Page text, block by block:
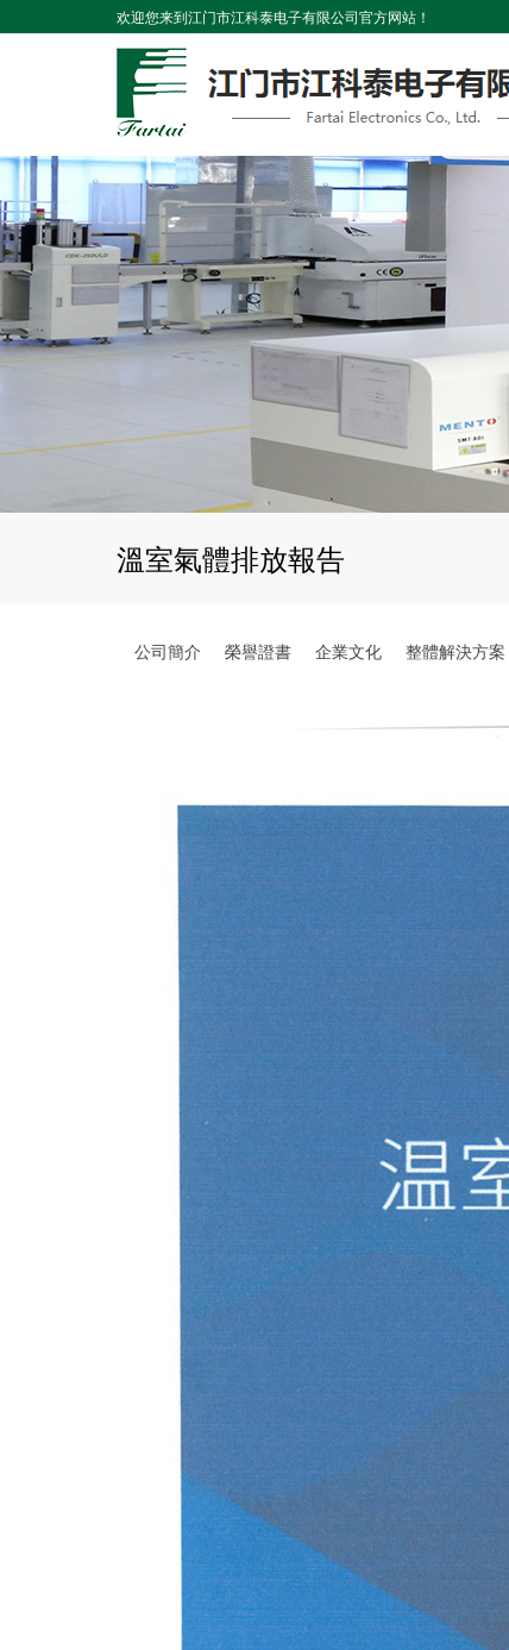
欢迎您来到江门市江科泰电子有限公司官方网站！
溫室氣體排放報告
公司簡介 榮譽證書 企業文化 整體解決方案